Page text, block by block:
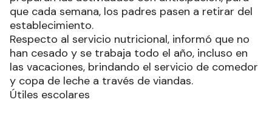
que cada semana, los padres pasen a retirar del
establecimiento.
Respecto al servicio nutricional, informó que no
han cesado y se trabaja todo el año, incluso en
las vacaciones, brindando el servicio de comedor
y copa de leche a través de viandas.
Útiles escolares